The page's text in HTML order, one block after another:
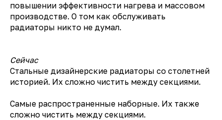
повышении эффективности нагрева и массовом
производстве. О том как обслуживать
радиаторы никто не думал.
Сейчас
Стальные дизайнерские радиаторы со столетней
историей. Их сложно чистить между секциями.
Самые распространенные наборные. Их также
сложно чистить между секциями.